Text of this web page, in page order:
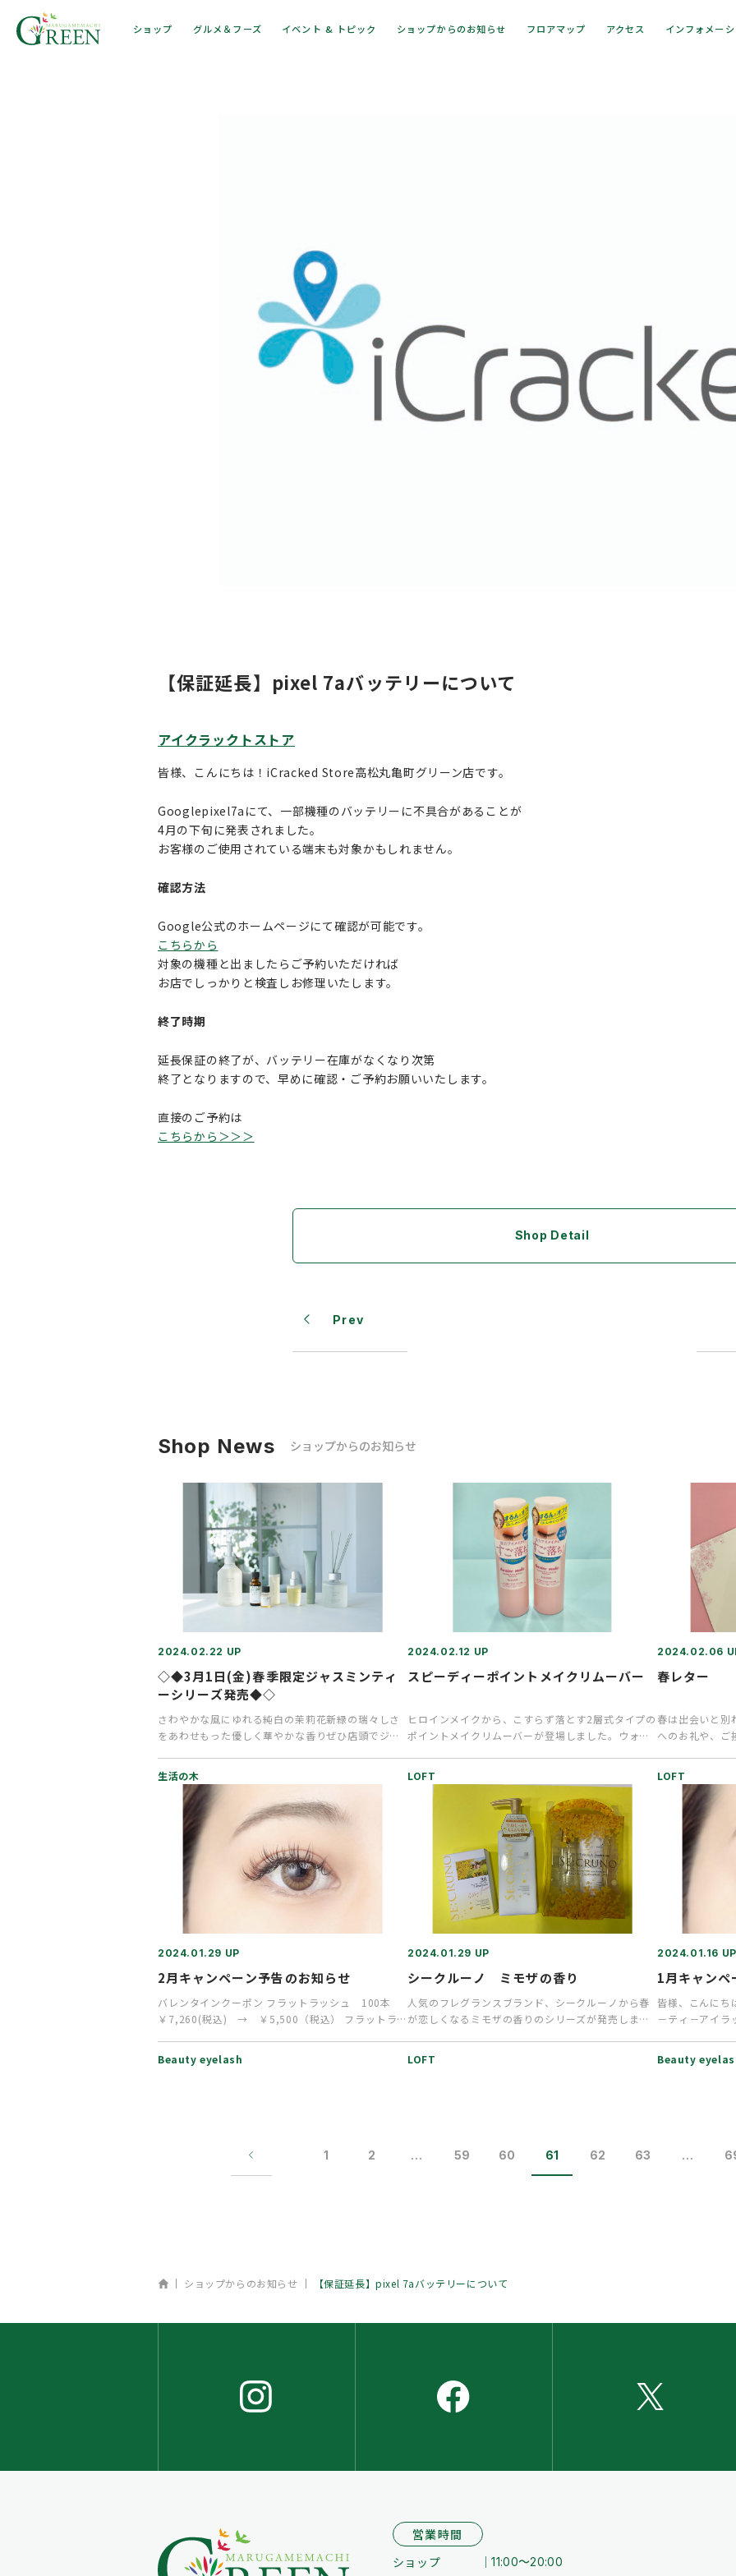
ショップ グルメ＆フーズ イベント & トピック ショップからのお知らせ フロアマップ アクセス インフォメー
【保証延長】pixel 7aバッテリーについて
アイクラックトストア
皆様、こんにちは！iCracked Store高松丸亀町グリーン店です。
Googlepixel7aにて、一部機種のバッテリーに不具合があることが
4月の下旬に発表されました。
お客様のご使用されている端末も対象かもしれません。
確認方法
Google公式のホームページにて確認が可能です。
こちらから
対象の機種と出ましたらご予約いただければ
お店でしっかりと検査しお修理いたします。
終了時期
延長保証の終了が、バッテリー在庫がなくなり次第
終了となりますので、早めに確認・ご予約お願いいたします。
直接のご予約は
こちらから＞＞＞
Shop Detail
Prev
Shop News ショップからのお知らせ
2024.02.22 UP
◇◆3月1日(金)春季限定ジャスミンティ
ーシリーズ発売◆◇
さわやかな風にゆれる純白の茉莉花新緑の瑞々しさ
をあわせもった優しく華やかな香りぜひ店頭でジャ
生活の木
2024.02.12 UP
スピーディーポイントメイクリムーバー
ヒロインメイクから、こすらず落とす2層式タイプの
ポイントメイクリムーバーが登場しました。ウォー
LOFT
2024.02.06
春レター
春は出会いと別
へのお礼や、ご
LOFT
2024.01.29 UP
2月キャンペーン予告のお知らせ
バレンタインクーポン フラットラッシュ 100本
￥7,260(税込) → ￥5,500（税込） フラットラ
Beauty eyelash
2024.01.29 UP
シークルーノ ミモザの香り
人気のフレグランスブランド、シークルーノから春
が恋しくなるミモザの香りのシリーズが発売しまし
LOFT
2024.01.16 UP
1月キャンペ
皆様、こんに
－ティ－アイラ
Beauty
1 2 … 59 60 61 62 63 …
ホーム
ショップからのお知らせ 【保証延長】pixel 7aバッテリーについて
営業時間
ショップ
11:00～20:00